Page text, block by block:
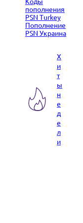
пополнения
PSN Turkey
Пополнение
PSN Украина
Х
и
т
ы
н
е
д
е
л
и